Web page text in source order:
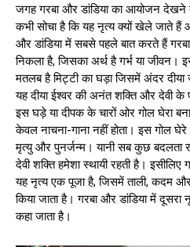
जगह गरबा और डांडिया का आयोजन देखने
कभी सोचा है कि यह नृत्य क्यों खेले जाते हैं
और डांडिया में सबसे पहले बात करते हैं
निकला है, जिसका अर्थ है गर्भ या जीवन।
मतलब है मिट्टी का घड़ा जिसमें अंदर दीया
यह दीया ईश्वर की अनंत शक्ति और देवी के
इस घड़े या दीपक के चारों ओर गोल घेरा
केवल नाचना-गाना नहीं होता। इस गोल
मृत्यु और पुनर्जन्म। यानी सब कुछ बदलता
देवी शक्ति हमेशा स्थायी रहती है।
यह नृत्य एक पूजा है, जिसमें ताली, कदम और
किया जाता है। गरबा और डांडिया में दूसरा
कहा जाता है।